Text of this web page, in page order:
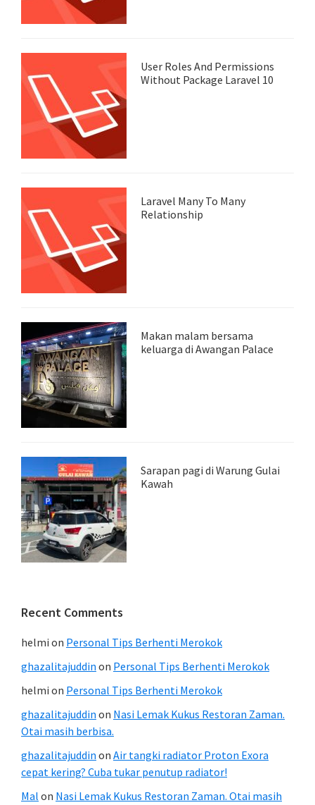
User Roles And Permissions
Without Package Laravel 10
Laravel Many To Many
Relationship
Makan malam bersama
keluarga di Awangan Palace
Sarapan pagi di Warung Gulai
Kawah
Recent Comments
helmi on Personal Tips Berhenti Merokok
ghazalitajuddin on Personal Tips Berhenti Merokok
helmi on Personal Tips Berhenti Merokok
ghazalitajuddin on Nasi Lemak Kukus Restoran Zaman.
Otai masih berbisa.
ghazalitajuddin on Air tangki radiator Proton Exora
cepat kering? Cuba tukar penutup radiator!
Mal on Nasi Lemak Kukus Restoran Zaman. Otai masih